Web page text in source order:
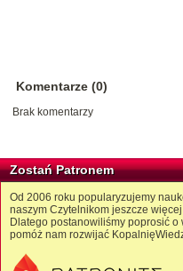
Komentarze (0)
Brak komentarzy
Zostań Patronem
Od 2006 roku popularyzujemy
naszym Czytelnikom jeszcze
Dlatego postanowiliśmy poprosić
pomóż nam rozwijać